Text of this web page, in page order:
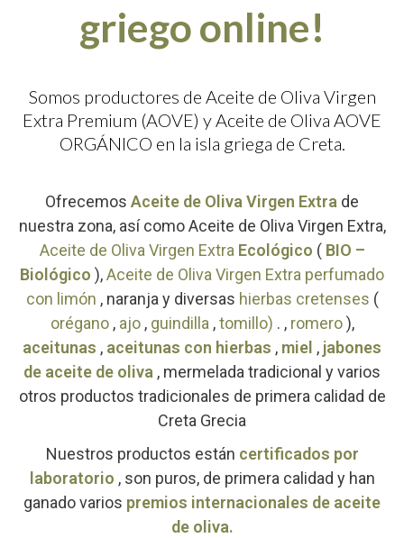
griego online!
Somos productores de Aceite de Oliva Virgen
Extra Premium (AOVE) y Aceite de Oliva AOVE
ORGÁNICO en la isla griega de Creta.
Ofrecemos Aceite de Oliva Virgen Extra de
nuestra zona, así como Aceite de Oliva Virgen Extra,
Aceite de Oliva Virgen Extra Ecológico ( BIO –
Biológico ),Aceite de Oliva Virgen Extra perfumado
con limón , naranja y diversas hierbas cretenses (
orégano, ajo, guindilla ,tomillo) . , romero),
aceitunas , aceitunas con hierbas , miel , jabones
de aceite de oliva , mermelada tradicional y varios
otros productos tradicionales de primera calidad de
Creta Grecia
Nuestros productos están certificados por
laboratorio , son puros, de primera calidad y han
ganado varios premios internacionales de aceite
de oliva.